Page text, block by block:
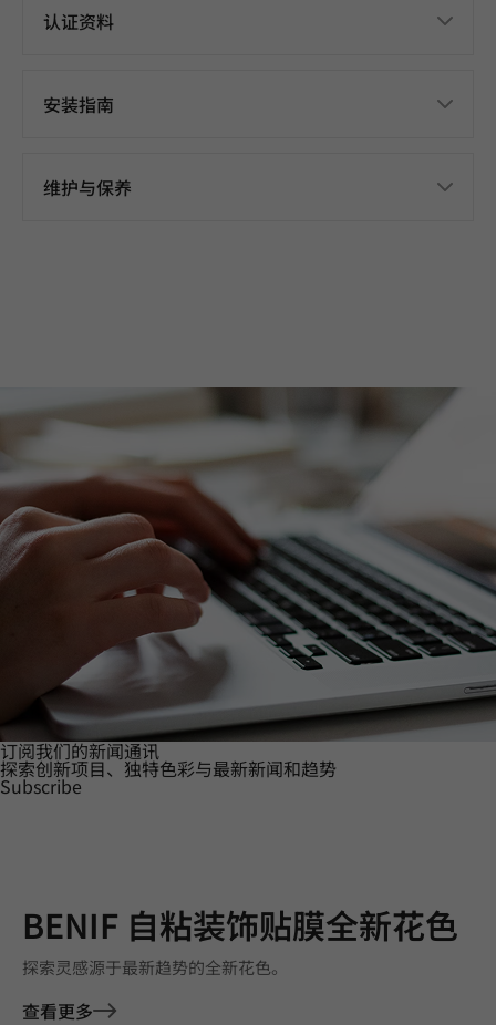
认证资料
安装指南
维护与保养
订阅我们的新闻通讯
探索创新项目、独特色彩与最新新闻和趋势
Subscribe
BENIF 自粘装饰贴膜全新花色
探索灵感源于最新趋势的全新花色。
查看更多